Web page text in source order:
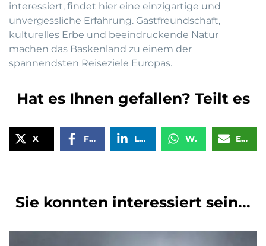
interessiert, findet hier eine einzigartige und
unvergessliche Erfahrung. Gastfreundschaft,
kulturelles Erbe und beeindruckende Natur
machen das Baskenland zu einem der
spannendsten Reiseziele Europas.
Hat es Ihnen gefallen? Teilt es
X Facebook LinkedIn WhatsApp Email
Sie konnten interessiert sein...